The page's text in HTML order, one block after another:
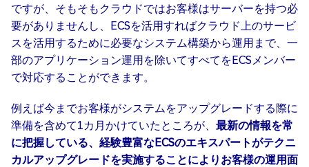
ですが、そもそもクラウドではお客様はサーバーを持つ必
要がありませんし、ECSを活用すればクラウド上のサービ
スを活用するために必要なシステム構築から運用まで、一
部のアプリケーション運用を除いてすべてをECSメンバー
で対応することができます。
例えば今までお客様がシステムをアップグレードする際に
準備を含めて1カ月かけていたところが、 最新の情報を常
に把握している、経験豊富なECSのエキスパートがテクニ
カルアップグレードを実施することによりお客様の運用面